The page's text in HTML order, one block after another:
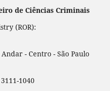
de Ciências Criminais
(ROR):
- Centro - São Paulo
1040